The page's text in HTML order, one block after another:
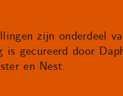
zijn onderdeel
is gecureerd door
en Nest.